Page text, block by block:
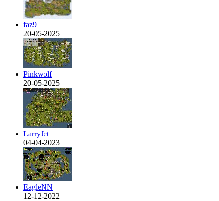
faz9
20-05-2025
Pinkwolf
20-05-2025
LarryJet
04-04-2023
EagleNN
12-12-2022